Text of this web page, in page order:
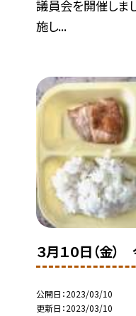
議員会を開催しま
施し...
３月１０日（金
公開日 2023/03/10
更新日 2023/03/10